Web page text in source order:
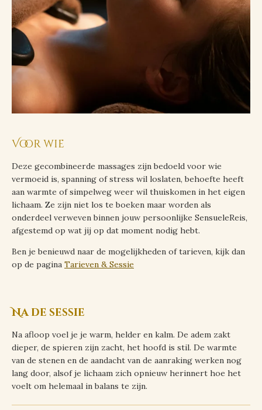
Voor wie
Deze gecombineerde massages zijn bedoeld voor wie
vermoeid is, spanning of stress wil loslaten, behoefte heeft
aan warmte of simpelweg weer wil thuiskomen in het eigen
lichaam. Ze zijn niet los te boeken maar worden als
onderdeel verweven binnen jouw persoonlijke SensueleReis,
afgestemd op wat jij op dat moment nodig hebt.
Ben je benieuwd naar de mogelijkheden of tarieven, kijk dan
op de pagina Tarieven & Sessie
Na de sessie
Na afloop voel je je warm, helder en kalm. De adem zakt
dieper, de spieren zijn zacht, het hoofd is stil. De warmte
van de stenen en de aandacht van de aanraking werken nog
lang door, alsof je lichaam zich opnieuw herinnert hoe het
voelt om helemaal in balans te zijn.